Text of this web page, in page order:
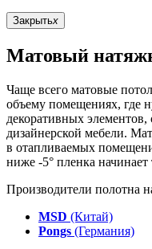
Закрытьx
Матовый
Чаще всего матовые
объему помещениях, где
декоративных элементов,
дизайнерской мебели.
в отапливаемых
ниже -5° пленка начинает
Производители полотна
MSD (Китай)
Pongs (Германия)